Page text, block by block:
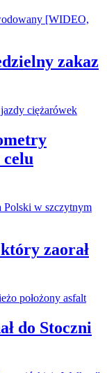
zakaz
celu
zaorał
do Stoczni